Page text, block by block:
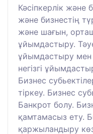
Кәсіпкерлік және
және бизнестің
және шағын,
ұйымдастыру.
ұйымдастыру мен
негізгі
Бизнес
тіркеу. Бизнес
Банкрот болу.
қамтамасыз ету.
қаржыландыру